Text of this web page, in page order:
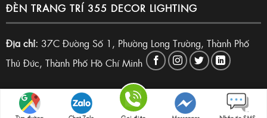
ĐÈN TRANG TRÍ 355 DECOR LIGHTING
Địa chỉ: 37C Đường Số 1, Phường Long Trường, Thành Phố
Thủ Đức, Thành Phố Hồ Chí Minh
Copyright 2026 © Đèn trang trí 355 Decor